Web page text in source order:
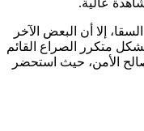
إلا أن البعض الآخر
متكرر الصراع القائم
الأمن، حيث استحضر